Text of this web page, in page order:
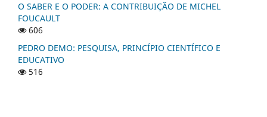
O SABER E O PODER: A CONTRIBUIÇÃO DE MICHEL
FOUCAULT
606
PEDRO DEMO: PESQUISA, PRINCÍPIO CIENTÍFICO E
EDUCATIVO
516